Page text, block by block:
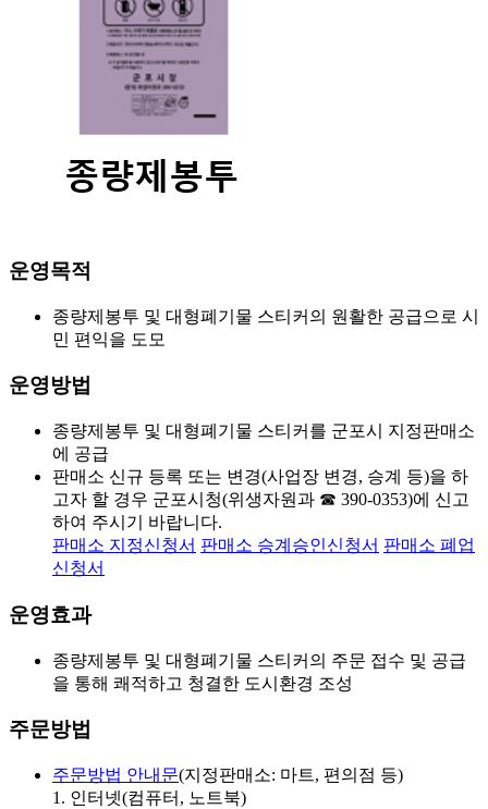
운영목적
종량제봉투 및 대형폐기물 스티커의 원활한 공급으로 시
민 편익을 도모
운영방법
종량제봉투 및 대형폐기물 스티커를 군포시 지정판매소
에 공급
판매소 신규 등록 또는 변경(사업장 변경, 승계 등)을 하
고자 할 경우 군포시청(위생자원과 ☎ 390-0353)에 신고
하여 주시기 바랍니다.
판매소 지정신청서 판매소 승계승인신청서 판매소 폐업
신청서
운영효과
종량제봉투 및 대형폐기물 스티커의 주문 접수 및 공급
을 통해 쾌적하고 청결한 도시환경 조성
주문방법
주문방법 안내문(지정판매소: 마트, 편의점 등)
1. 인터넷(컴퓨터, 노트북)